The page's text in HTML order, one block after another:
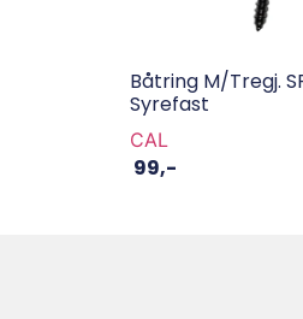
Båtring M/tregj.
Syrefast
CAL
99,-